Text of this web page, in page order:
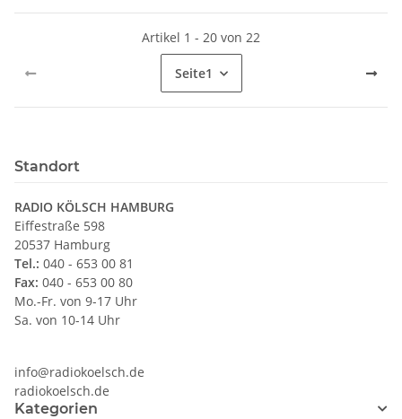
Artikel 1 - 20 von 22
Seite1
Standort
RADIO KÖLSCH HAMBURG
Eiffestraße 598
20537 Hamburg
Tel.: 040 - 653 00 81
Fax: 040 - 653 00 80
Mo.-Fr. von 9-17 Uhr
Sa. von 10-14 Uhr
info@radiokoelsch.de
radiokoelsch.de
Kategorien